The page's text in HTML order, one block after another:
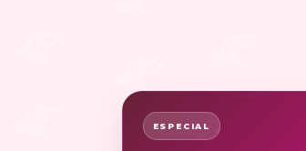
ESPECIAL